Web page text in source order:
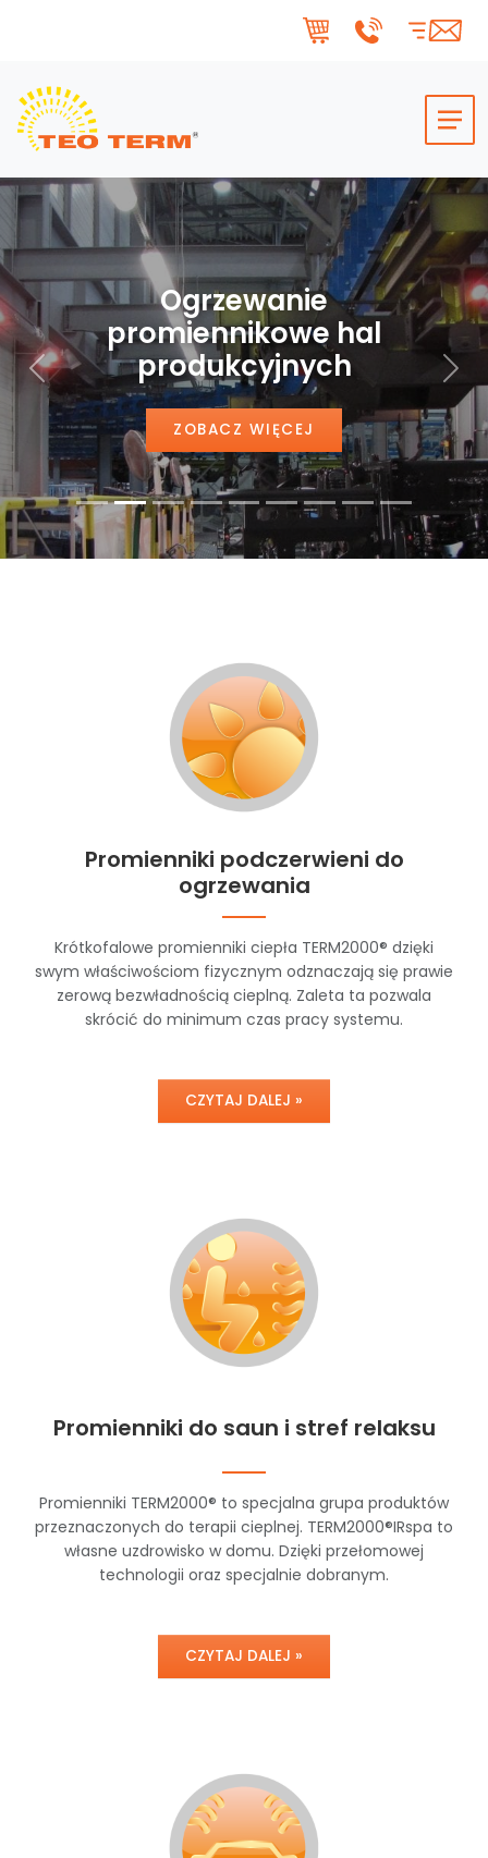
Ogrzewanie
promiennikowe hal
produkcyjnych
ZOBACZ WIĘCEJ
Poprzedni
Promienniki podczerwieni do
ogrzewania
Krótkofalowe promienniki ciepła TERM2000® dzięki
swym właściwościom fizycznym odznaczają się prawie
zerową bezwładnością cieplną. Zaleta ta pozwala
skrócić do minimum czas pracy systemu.
CZYTAJ DALEJ »
Promienniki do saun i stref relaksu
Promienniki TERM2000® to specjalna grupa produktów
przeznaczonych do terapii cieplnej. TERM2000®IRspa to
własne uzdrowisko w domu. Dzięki przełomowej
technologii oraz specjalnie dobranym.
CZYTAJ DALEJ »